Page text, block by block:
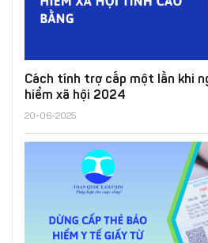
Cách tính trợ cấp một lần khi
hiểm xã hội 2024
20-06-2025